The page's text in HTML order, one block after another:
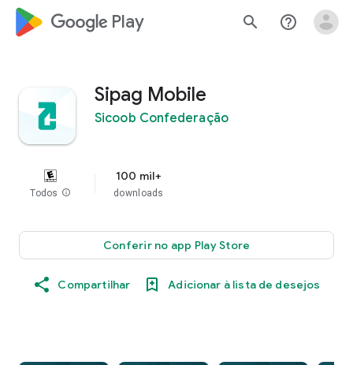
google_logo Play search help_outline
Sipag Mobile
Sicoob Confederação
Todos info
100 mil+
downloads
Conferir no app Play Store
Compartilhar Adicionar à lista de desejos